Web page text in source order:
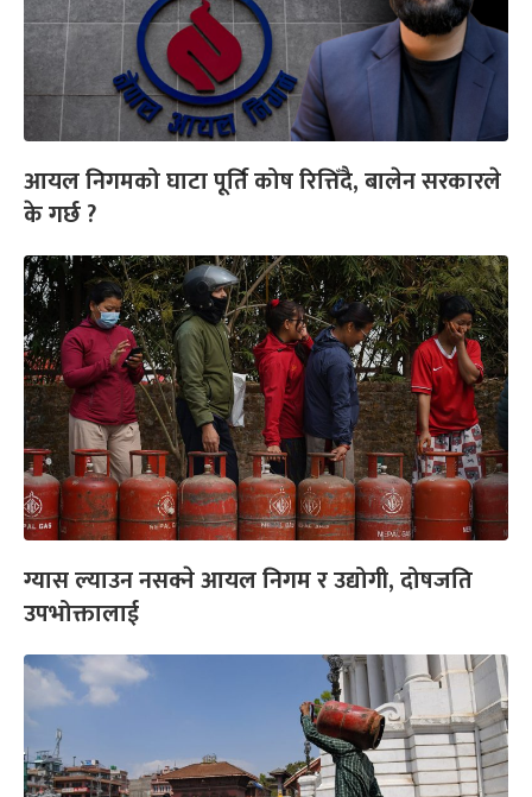
आयल निगमको घाटा पूर्ति कोष रित्तिँदै, बालेन सरकारले
के गर्छ ?
ग्यास ल्याउन नसक्ने आयल निगम र उद्योगी, दोषजति
उपभोक्तालाई